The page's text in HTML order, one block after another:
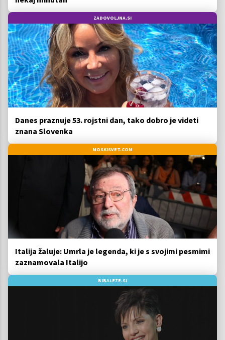
ZADOVOLJNA.SI
Danes praznuje 53. rojstni dan, tako dobro je videti
znana Slovenka
MOSKISVET.COM
Italija žaluje: Umrla je legenda, ki je s svojimi pesmimi
zaznamovala Italijo
BIBALEZE.SI